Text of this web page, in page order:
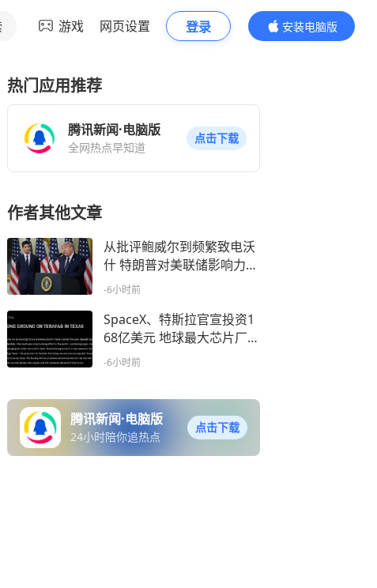
游戏 网页设置 登录
安装电脑版
内容更精彩
热门应用推荐
腾讯新闻·电脑版
全网热点早知道
点击下载
作者其他文章
从批评鲍威尔到频繁致电沃
什 特朗普对美联储影响力再
受关注
-6小时前
SpaceX、特斯拉官宣投资1
68亿美元 地球最大芯片厂有
新进展
-6小时前
腾讯新闻·电脑版
24小时陪你追热点
点击下载